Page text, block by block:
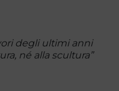
degli ultimi anni
né alla scultura”